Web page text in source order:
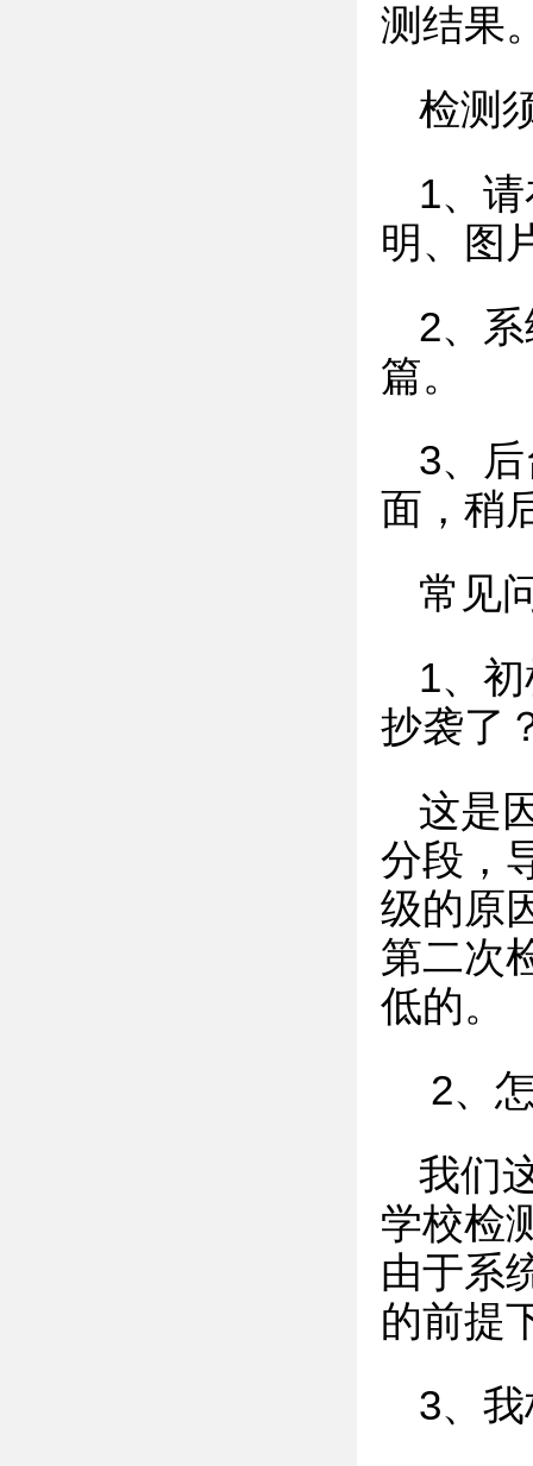
测结果
检测
1、
明、图
2、
篇。
3、
面，稍
常见
1、
抄袭了
这是
分段，
级的原
第二次
低的。
2、
我们
学校检
由于系
的前提
3、